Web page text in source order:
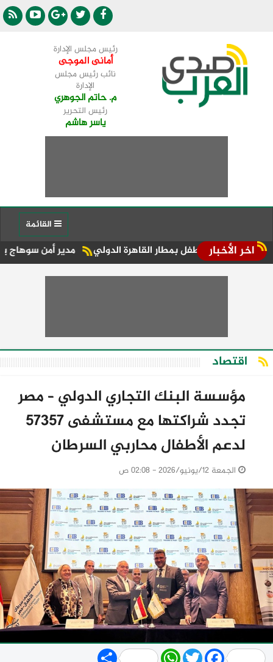
رئيس مجلس الإدارة
أمانى الموجى
نائب رئيس مجلس
الإدارة
م. حاتم الجوهري
رئيس التحرير
ياسر هاشم
اخر الأخبار مدير أمن سوهاج يفاجئ الخدمات طفل بمطار القاهرة الدولي
اقتصاد
مؤسسة البنك التجاري الدولي – مصر
تجدد شراكتها مع مستشفى 57357
لدعم الأطفال محاربي السرطان
الجمعة 12/يونيو/2026 - 02:08 ص
Share WhatsApp
TwitterFacebook